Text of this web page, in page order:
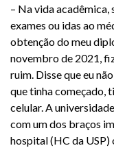
– Na vida acadêmica,
exames ou idas ao
obtenção do meu
novembro de 2021,
ruim. Disse que eu
que tinha começado,
celular. A
com um dos braços
hospital (HC da USP)